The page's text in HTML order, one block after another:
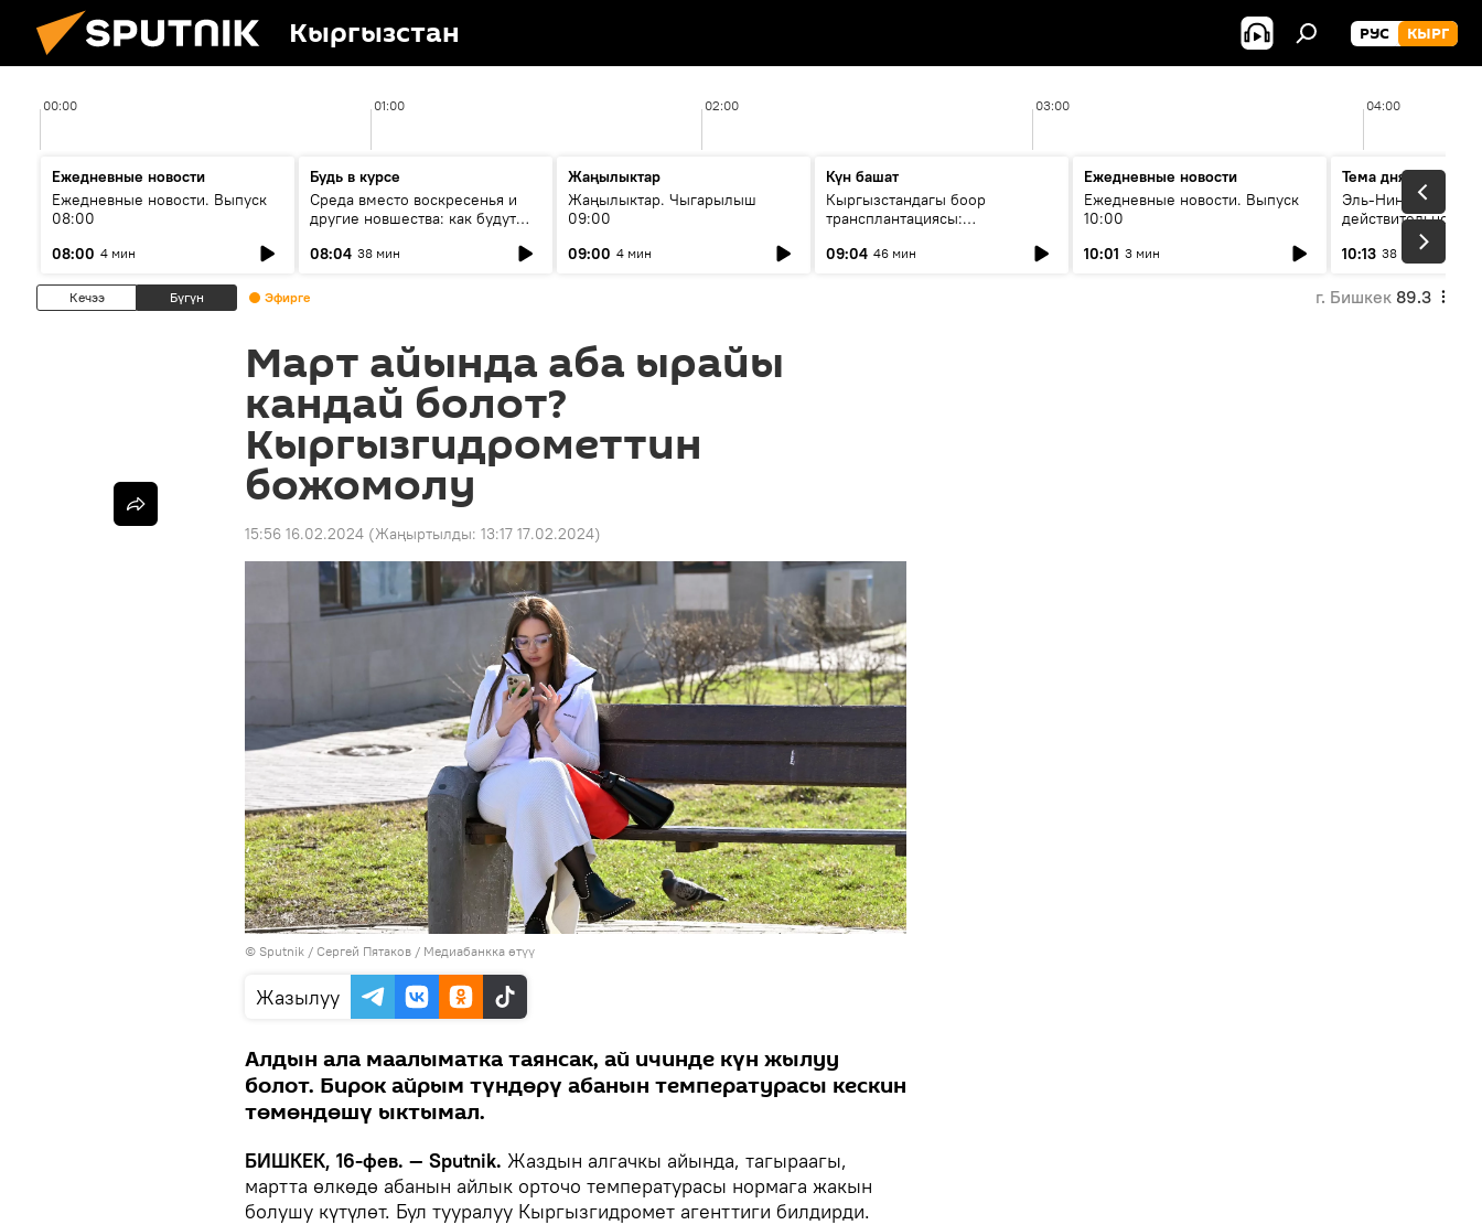
Кыргызстан РУС КЫРГ
00:00 01:00 02:00 03:00 04:00
Ежедневные новости
Ежедневные новости. Выпуск
08:00
08:00 4 мин
Будь в курсе
Среда вместо воскресенья и
другие новшества: как будут
08:04 38 мин
Жаңылыктар
Жаңылыктар. Чыгарылыш
09:00
09:00 4 мин
Күн башат
Кыргызстандагы боор
трансплантациясы:
келечеги
09:04 46 мин
Ежедневные новости
Ежедневные новости. Выпуск
10:00
10:01 3 мин
Тема дня
Эль-Ниньо, жара и
действительно
погоду в
10:13 38 мин
Кечээ Бүгүн Эфирге г. Бишкек 89.3
Март айында аба ырайы
кандай болот?
Кыргызгидрометтин
божомолу
15:56 16.02.2024 (Жаңыртылды: 13:17 17.02.2024)
© Sputnik / Сергей Пятаков / Медиабанкка өтүү
Жазылуу
Алдын ала маалыматка таянсак, ай ичинде күн жылуу
болот. Бирок айрым түндөрү абанын температурасы кескин
төмөндөшү ыктымал.
БИШКЕК, 16-фев. — Sputnik. Жаздын алгачкы айында, тагыраагы,
мартта өлкөдө абанын айлык орточо температурасы нормага жакын
болушу күтүлөт. Бул тууралуу Кыргызгидромет агенттиги билдирди.